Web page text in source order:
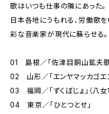
歌はいつも仕事の隣にあった。
日本各地にうもれる、労働歌
彩な音楽家が現代に蘇らせる。
01 島根／「佐津目銅山鉱夫歌
02 山形／「エンヤマッカゴエ
03 福岡／「ずくぼじょ」（八女
04 東京／「ひとつとせ」